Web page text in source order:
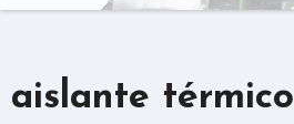
aislante térmico